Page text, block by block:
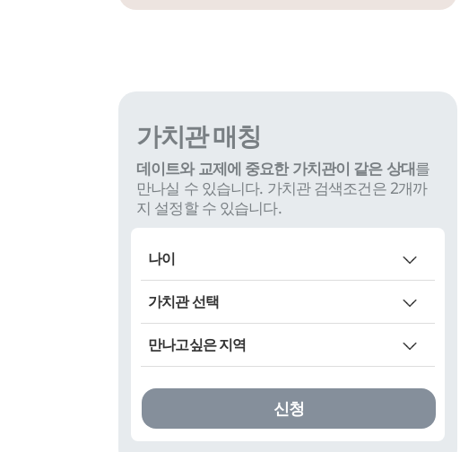
가치관 매칭
데이트와 교제에 중요한 가치관이 같은 상대를
만나실 수 있습니다. 가치관 검색조건은 2개까
지 설정할 수 있습니다.
나이
선택 (최소 생년
가치관 선택
만나고싶은 지역
신청